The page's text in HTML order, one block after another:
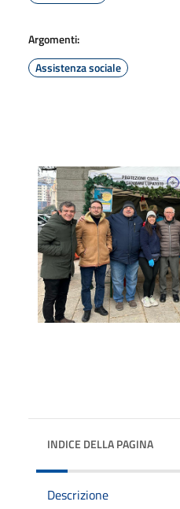
Argomenti:
Assistenza sociale
INDICE DELLA PAGINA
Descrizione